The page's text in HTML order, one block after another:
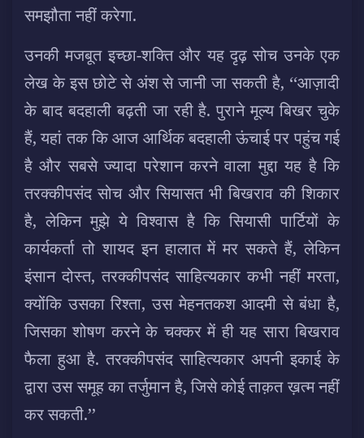
समझौता नहीं करेगा.
उनकी मजबूत इच्छा-शक्ति और यह दृढ़ सोच उनके एक
लेख के इस छोटे से अंश से जानी जा सकती है, ‘‘आज़ादी
के बाद बदहाली बढ़ती जा रही है. पुराने मूल्य बिखर चुके
हैं, यहां तक कि आज आर्थिक बदहाली ऊंचाई पर पहुंच गई
है और सबसे ज्यादा परेशान करने वाला मुद्दा यह है कि
तरक्कीपसंद सोच और सियासत भी बिखराव की शिकार
है, लेकिन मुझे ये विश्वास है कि सियासी पार्टियों के
कार्यकर्ता तो शायद इन हालात में मर सकते हैं, लेकिन
इंसान दोस्त, तरक्कीपसंद साहित्यकार कभी नहीं मरता,
क्योंकि उसका रिश्ता, उस मेहनतकश आदमी से बंधा है,
जिसका शोषण करने के चक्कर में ही यह सारा बिखराव
फैला हुआ है. तरक्कीपसंद साहित्यकार अपनी इकाई के
द्वारा उस समूह का तर्जुमान है, जिसे कोई ताक़त ख़त्म नहीं
कर सकती.’’